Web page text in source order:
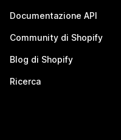
Documentazione API
Community di Shopify
Blog di Shopify
Ricerca